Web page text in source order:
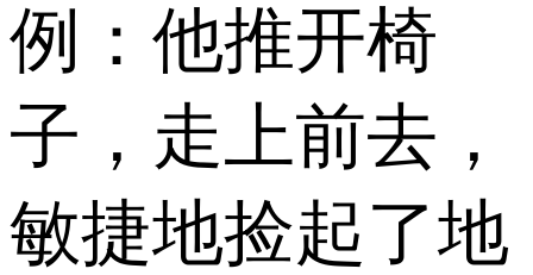
例：他推开椅
子，走上前去，
敏捷地捡起了地